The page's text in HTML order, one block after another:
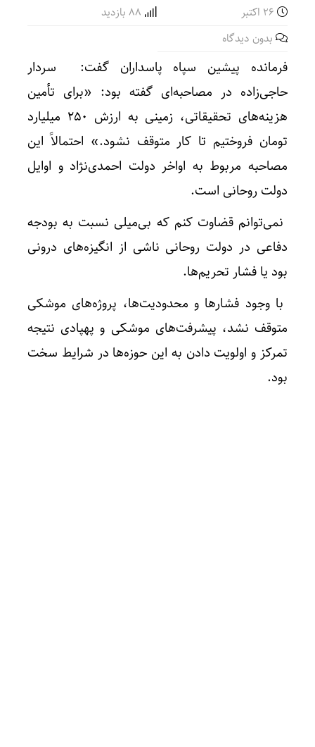
بدون دیدگاه
فرمانده پیشین سپاه پاسداران گفت: سردار
حاجی‌زاده در مصاحبه‌ای گفته بود: «برای تأمین
هزینه‌های تحقیقاتی، زمینی به ارزش ۲۵۰ میلیارد
تومان فروختیم تا کار متوقف نشود.» احتمالاً این
مصاحبه مربوط به اواخر دولت احمدی‌نژاد و اوایل
دولت روحانی است.
نمی‌توانم قضاوت کنم که بی‌میلی نسبت به بودجه
دفاعی در دولت روحانی ناشی از انگیزه‌های درونی
بود یا فشار تحریم‌ها.
با وجود فشارها و محدودیت‌ها، پروژه‌های موشکی
متوقف نشد، پیشرفت‌های موشکی و پهپادی نتیجه
تمرکز و اولویت دادن به این حوزه‌ها در شرایط سخت
بود.